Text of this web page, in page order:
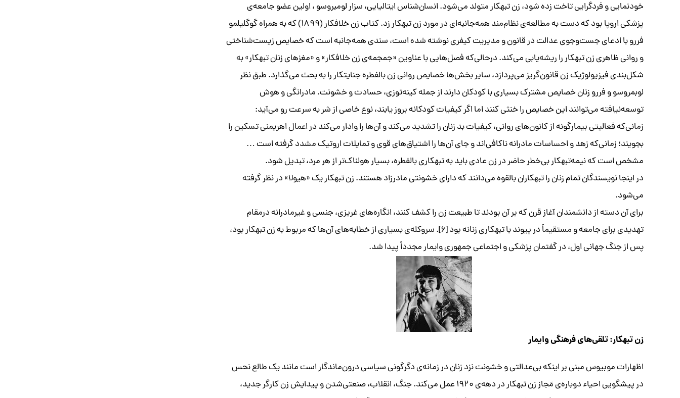
خودنمایی و فردگرایی تاخت زده شود، زن تبهکار متولد می‌شود. انسان‌شناس ایتالیایی، سزار لومبروسو ، اولین عضو جامعه‌ی
پزشکی اروپا بود که دست به مطالعه‌ی نظام‌مند همه‌جانبه‌ای در مورد زن تبهکار زد. کتاب زن خلافکار (۱۸۹۹) که به همراه گوگلیلمو
فررو با ادعای جست‌وجوی عدالت در قانون و مدیریت کیفری نوشته شده است، سندی همه‌جانبه است که خصایص زیست‌شناختی
و روانی ظاهری زن تبهکار را ریشه‌یابی می‌کند. درحالی‌که فصل‌هایی با عناوین «جمجمه‌ی زن خلافکار» و «مغز‌های زنان تبهکار» به
شکل‌بندی فیزیولوژیک زن قانون‌گریز می‌پردازد، سایر بخش‌ها خصایص روانی زن بالفطره جنایتکار را به بحث می‌گذارد. طبق نظر
لوبمروسو و فررو زنان خصایص مشترک بسیاری با کودکان دارند از جمله کینه‌توزی، حسادت و خشونت. مادرانگی و هوش
توسعه‌نیافته می‌توانند این خصایص را خنثی کنند اما اگر کیفیات کودکانه بروز یابند، نوع خاصی از شر به سرعت رو می‌آید:
زمانی‌که فعالیتی بیمارگونه از کانون‌های روانی، کیفیات بد زنان را تشدید می‌کند و آن‌ها را وادار می‌کند در اعمال اهریمنی تسکین را
بجویند؛ زمانی‌که زهد و احساسات مادرانه ناکافی‌اند و جای آن‌ها را اشتیاق‌های قوی و تمایلات اروتیک مشدد گرفته است …
مشخص است که نیمه‌تبهکار بی‌خطر حاضر در زن عادی باید به تبهکاری بالفطره، بسیار هولناک‌تر از هر مرد، تبدیل شود.
در اینجا نویسندگان تمام زنان را تبهکاران بالقوه می‌دانند که دارای خشونتی مادرزاد هستند. زن تبهکار یک «هیولا» در نظر گرفته
می‌شود.
برای آن دسته از دانشمندان آغاز قرن که بر آن بودند تا طبیعت زن را کشف کنند، انگاره‌های غریزی، جنسی و غیرمادرانه درمقام
تهدیدی برای جامعه و مستقیماً‌ در پیوند با تبهکاری زنانه بود [۶]. سروکله‌ی بسیاری از خطابه‌های آن‌ها که مربوط به زن تبهکار بود،
پس از جنگ جهانی اول، در گفتمان پزشکی و اجتماعی جمهوری وایمار مجدداً پیدا شد.
زن تبهکار: تلقی‌های فرهنگی وایمار
اظهارات موبیوس مبنی بر اینکه بی‌عدالتی و خشونت نزد زنان در زمانه‌ی دگرگونی سیاسی درون‌ماندگار است مانند یک طالع نحس
در پیشگویی احیاء دوباره‌ی مَجاز زن تبهکار در دهه‌ی ۱۹۲۰ عمل می‌کند. جنگ، انقلاب، صنعتی‌شدن و پیدایش زن کارگر جدید،